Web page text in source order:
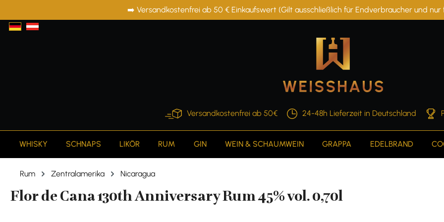
Zur Hauptnavigation springen➡️ Versandkostenfrei ab 50 € Einkaufswert (Gilt ausschließlich für Endverbraucher und
Versandkostenfrei ab 50€ 24-48h Lieferzeit in Deutschland
WHISKY SCHNAPS LIKÖR RUM GIN WEIN & SCHAUMWEIN GRAPPA EDELBRAND
Rum Zentralamerika Nicaragua
Flor de Cana 130th Anniversary Rum 45% vol. 0,70l